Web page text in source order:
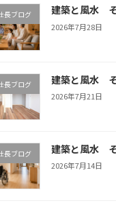
長ブログ 建築と風水
2026年7月28日
長ブログ 建築と風水
2026年7月21日
長ブログ 建築と風水
2026年7月14日